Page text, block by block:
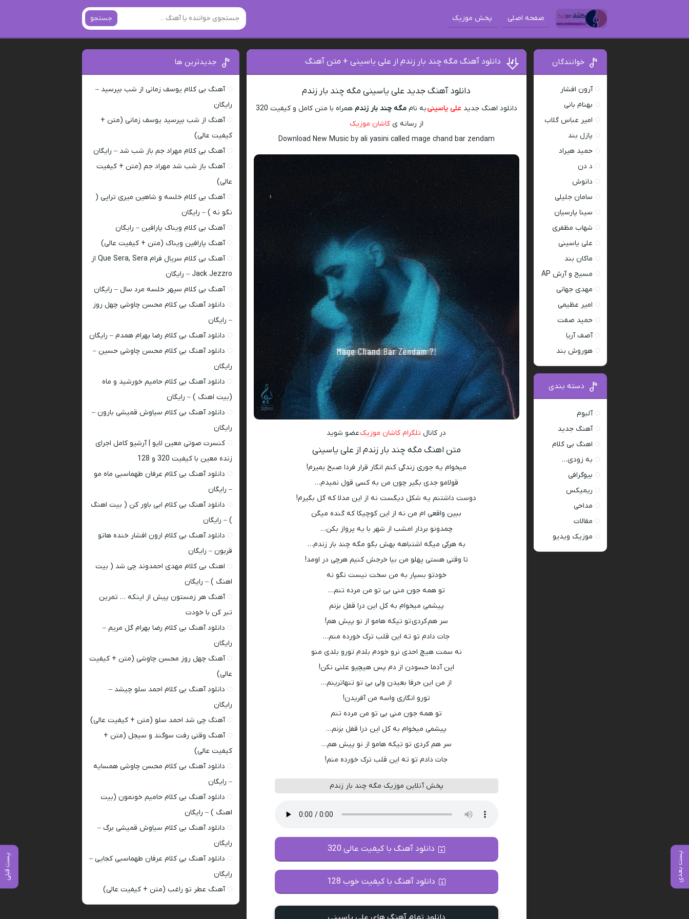
صفحه اصلی پخش موزیک جستجو
پست بعدی پست قبلی
دانلود آهنگ مگه چند بار زندم از علی یاسینی + متن آهنگ
دانلود آهنگ جدید علی یاسینی مگه چند بار زندم
دانلود اهنگ جدیدعلی یاسینیبه ناممگه چند بار زندم
همراه با متن کامل و کیفیت 320
از رسانه یکاشان موزیک
Download New Music by ali yasini called mage chand bar zendam
در کانال تلگرام کاشان موزیکعضو شوید
متن اهنگ مگه چند بار زندم از علی یاسینی
میخوام یه جوری زندگی کنم انگار قرار فردا صبح بمیرم!
قولامو جدی بگیر چون من به کسی قول نمیدم…
دوست داشتنم یه شکل دیگست نه از این مدلا که گل بگیرم!
ببین واقعی ام من نه از این کوچیکا که گنده میگن
چمدونو بردار امشب از شهر با یه پرواز بکن…
به هرکی میگه اشتباهه بهش بگو مگه چند بار زندم…
تا وقتی هستی پهلو من بیا خرجش کنیم هرچی در اومد!
خودتو بسپار به من سخت نیست نگو نه
تو همه جون منی بی تو من مرده تنم…
پیشمی میخوام به کل این درا قفل بزنم
سر هم کردی تو تیکه هامو از نو پیش هم!
جات دادم تو ته این قلب ترک خورده منم…
نه سمت هیچ احدی نرو خودم بلدم تورو بلدی منو
این آدما حسودن از دم پس هیچیو علنی نکن!
از من این حرفا بعیدن ولی بی تو تنهاترینم…
تورو انگاری واسه من آفریدن!
تو همه جون منی بی تو من مرده تنم
پیشمی میخوام به کل این درا قفل بزنم…
سر هم کردی تو تیکه هامو از نو پیش هم…
جات دادم تو ته این قلب ترک خورده منم!
پخش آنلاین موزیک مگه چند بار زندم
دانلود آهنگ با کیفیت عالی 320
دانلود آهنگ با کیفیت خوب 128
خوانندگان
آرون افشار
بهنام بانی
امیر عباس گلاب
پازل بند
حمید هیراد
د دن
دانوش
سامان جلیلی
سینا پارسیان
شهاب مظفری
علی یاسینی
ماکان بند
مسیح و آرش AP
مهدی جهانی
امیر عظیمی
حمید صفت
آصف آریا
هوروش بند
دسته بندی
آلبوم
آهنگ جدید
اهنگ بی کلام
به زودی…
بیوگرافی
ریمیکس
مداحی
مقالات
موزیک ویدیو
جدیدترین ها
آهنگ بی کلام یوسف زمانی از شب بپرسید –
رایگان
آهنگ از شب بپرسید یوسف زمانی (متن +
کیفیت عالی)
آهنگ بی کلام مهراد جم باز شب شد – رایگان
آهنگ باز شب شد مهراد جم (متن + کیفیت
عالی)
آهنگ بی کلام خلسه و شاهین میری تراپی (
نگو نه ) – رایگان
آهنگ بی کلام ویناک پارافین – رایگان
آهنگ پارافین ویناک (متن + کیفیت عالی)
آهنگ بی کلام سریال فرام Que Sera, Sera از
Jack Jezzro – رایگان
آهنگ بی کلام سپهر خلسه مرد سال – رایگان
دانلود آهنگ بی کلام محسن چاوشی چهل روز
– رایگان
دانلود آهنگ بی کلام رضا بهرام همدم – رایگان
دانلود آهنگ بی کلام محسن چاوشی حسین –
رایگان
دانلود آهنگ بی کلام حامیم خورشید و ماه
(بیت اهنگ ) – رایگان
دانلود آهنگ بی کلام سیاوش قمیشی بارون –
رایگان
کنسرت صوتی معین لایو | آرشیو کامل اجرای
زنده معین با کیفیت 320 و 128
دانلود آهنگ بی کلام عرفان طهماسبی ماه مو
– رایگان
دانلود آهنگ بی کلام ابی باور کن ( بیت اهنگ
) – رایگان
دانلود آهنگ بی کلام ارون افشار خنده هاتو
قربون – رایگان
اهنگ بی کلام مهدی احمدوند چی شد ( بیت
اهنگ ) – رایگان
آهنگ هر زمستون پیش از اینکه … تمرین
تبر کن با خودت
دانلود آهنگ بی کلام رضا بهرام گل مریم –
رایگان
آهنگ چهل روز محسن چاوشی (متن + کیفیت
عالی)
دانلود آهنگ بی کلام احمد سلو چیشد –
رایگان
آهنگ چی شد احمد سلو (متن + کیفیت عالی)
آهنگ وقتی رفت سوگند و سیجل (متن +
کیفیت عالی)
دانلود آهنگ بی کلام محسن چاوشی همسایه
– رایگان
دانلود آهنگ بی کلام حامیم خونمون (بیت
اهنگ ) – رایگان
دانلود آهنگ بی کلام سیاوش قمیشی برگ –
رایگان
دانلود آهنگ بی کلام عرفان طهماسبی کجایی –
رایگان
آهنگ عطر تو راغب (متن + کیفیت عالی)